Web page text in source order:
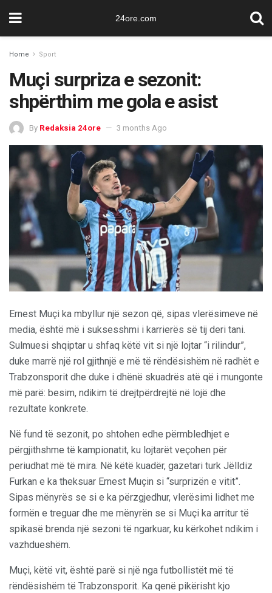
24ore.com
Home Sport
Muçi surpriza e sezonit:
shpërthim me gola e asist
By Redaksia 24ore 3 months Ago
Ernest Muçi ka mbyllur një sezon që, sipas vlerësimeve në
media, është më i suksesshmi i karrierës së tij deri tani.
Sulmuesi shqiptar u shfaq këtë vit si një lojtar “i rilindur”,
duke marrë një rol gjithnjë e më të rëndësishëm në radhët e
Trabzonsporit dhe duke i dhënë skuadrës atë që i mungonte
më parë: besim, ndikim të drejtpërdrejtë në lojë dhe
rezultate konkrete.
Në fund të sezonit, po shtohen edhe përmbledhjet e
përgjithshme të kampionatit, ku lojtarët veçohen për
periudhat më të mira. Në këtë kuadër, gazetari turk Jëlldiz
Furkan e ka theksuar Ernest Muçin si “surprizën e vitit”.
Sipas mënyrës se si e ka përzgjedhur, vlerësimi lidhet me
formën e treguar dhe me mënyrën se si Muçi ka arritur të
spikasë brenda një sezoni të ngarkuar, ku kërkohet ndikim i
vazhdueshëm.
Muçi, këtë vit, është parë si një nga futbollistët më të
rëndësishëm të Trabzonsporit. Ka qenë pikërisht kjo